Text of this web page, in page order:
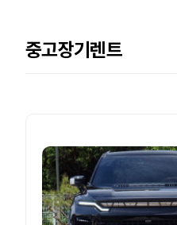
중고장기렌트